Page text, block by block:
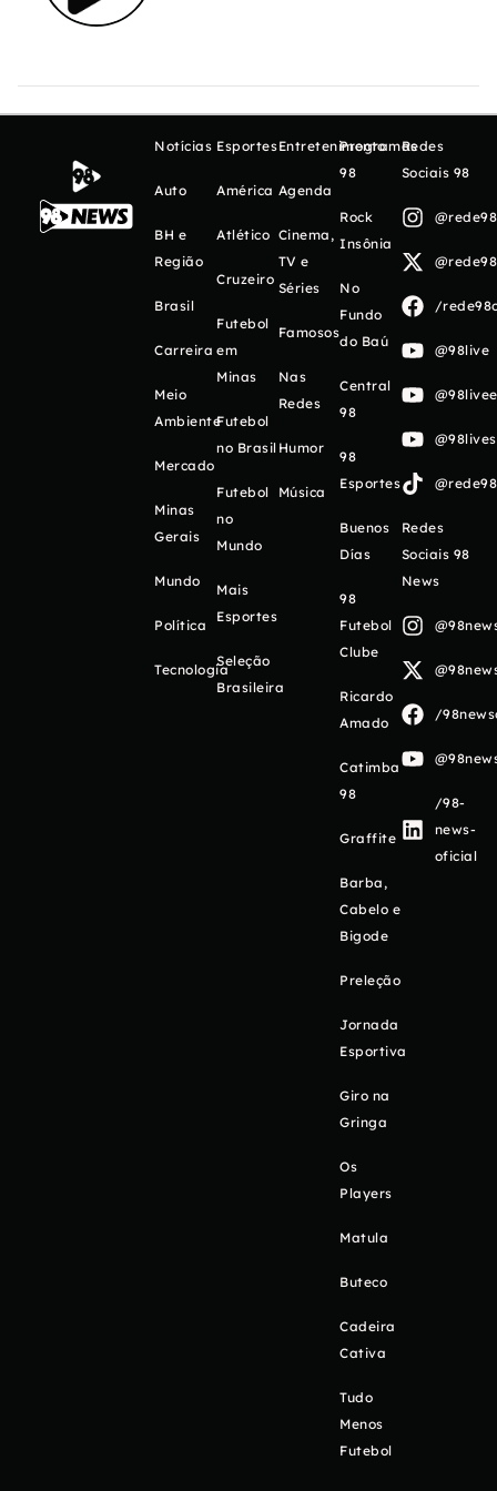
Notícias
Auto
BH e
Região
Brasil
Carreira
Meio
Ambiente
Mercado
Minas
Gerais
Mundo
Política
Tecnologia
Esportes
América
Atlético
Cruzeiro
Futebol
em
Minas
Futebol
no Brasil
Futebol
no
Mundo
Mais
Esportes
Seleção
Brasileira
Entretenimento
Agenda
Cinema,
TV e
Séries
Famosos
Nas
Redes
Humor
Música
Programas
98
Rock
Insônia
No
Fundo
do Baú
Central
98
98
Esportes
Buenos
Días
98
Futebol
Clube
Ricardo
Amado
Catimba
98
Graffite
Barba,
Cabelo e
Bigode
Preleção
Jornada
Esportiva
Giro na
Gringa
Os
Players
Matula
Buteco
Cadeira
Cativa
Tudo
Menos
Futebol
Redes
Sociais 98
/
@98live
Redes
Sociais 98
News
/
/98-
news-
oficial